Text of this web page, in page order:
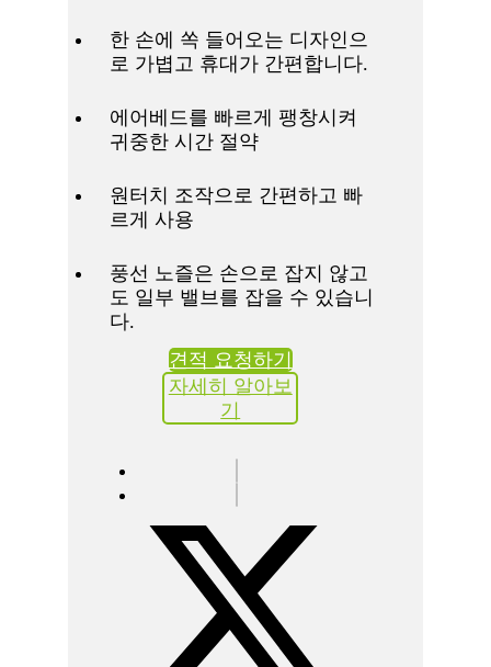
한 손에 쏙 들어오는 디자인으
로 가볍고 휴대가 간편합니다.
에어베드를 빠르게 팽창시켜
귀중한 시간 절약
원터치 조작으로 간편하고 빠
르게 사용
풍선 노즐은 손으로 잡지 않고
도 일부 밸브를 잡을 수 있습니
다.
견적 요청하기
자세히 알아보
기